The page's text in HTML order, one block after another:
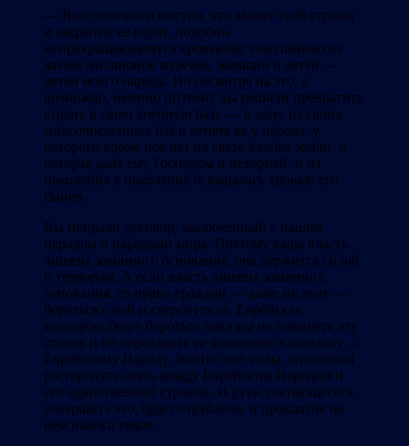
— Вам отлично известно, что захват этой страны
и закрытие ее ворот, подобны
непрекращающемуся кровавому покушению на
жизнь миллионов мужчин, женщин и детей —
детей моего народа. Но несмотря на это, а
возможно, именно поэтому вы решили превратить
страну в свою военную базу — в одну из своих
многочисленных баз и отнять ее у народа, у
которого кроме нее нет на свете клочка земли, и
которая дана ему Господом и историей, и из
поколения в поколение освящалась кровью его
сынов.
Вы попрали договор, заключенный с нашим
народом и народами мира. Поэтому ваша власть
лишена законного основания, она держится силой
и террором. А если власть лишена законного
основания, то право граждан — даже их долг —
бороться с ней и свергнуть ее. Еврейская
молодежь будет бороться пока вы не покинете эту
страну и не передадите ее законному владельцу —
Еврейскому Народу. Знайте: нет силы, способной
расторгнуть связь между Еврейским Народом и
его единственной страной. И рука, пытающегося
совершить это, будет отрублена, и проклятие на
нем навеки веков.